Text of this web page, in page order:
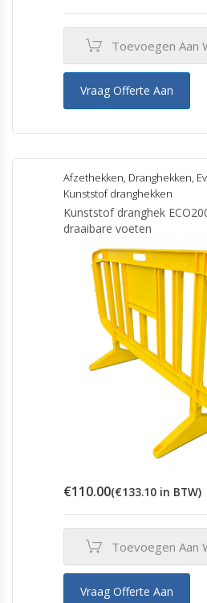
Toevoegen Aan
Vraag Offerte Aan
Afzethekken, Dranghekken,
Kunststof dranghekken
Kunststof dranghek
draaibare voeten
€110.00(€133.10 in BTW)
Toevoegen Aan
Vraag Offerte Aan